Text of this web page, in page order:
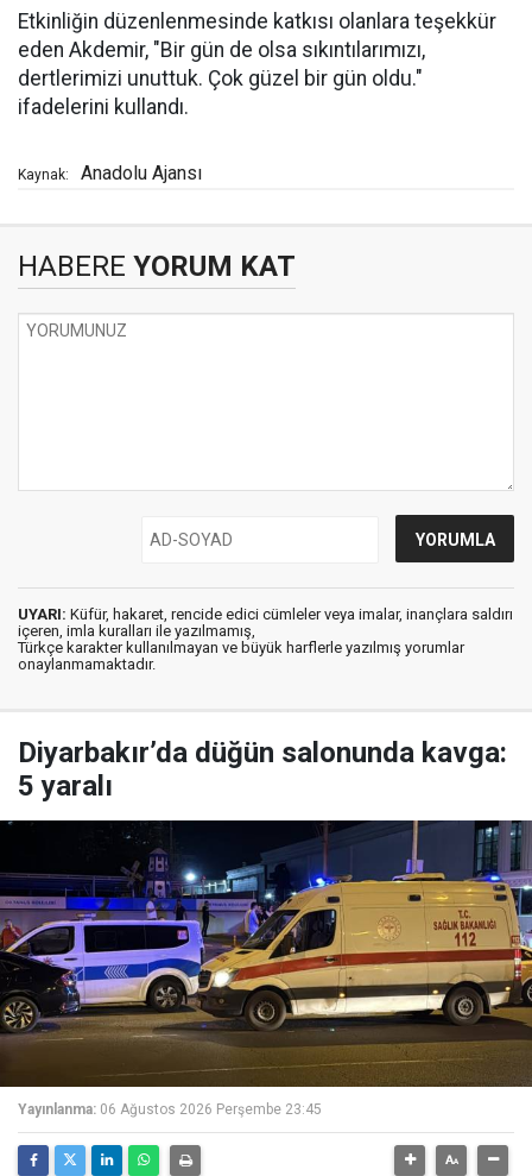
Etkinliğin düzenlenmesinde katkısı olanlara teşekkür
eden Akdemir, "Bir gün de olsa sıkıntılarımızı,
dertlerimizi unuttuk. Çok güzel bir gün oldu."
ifadelerini kullandı.
Kaynak: Anadolu Ajansı
HABERE YORUM KAT
UYARI: Küfür, hakaret, rencide edici cümleler veya imalar, inançlara saldırı
içeren, imla kuralları ile yazılmamış,
Türkçe karakter kullanılmayan ve büyük harflerle yazılmış yorumlar
onaylanmamaktadır.
Diyarbakır’da düğün salonunda kavga:
5 yaralı
Yayınlanma: 06 Ağustos 2026 Perşembe 23:45